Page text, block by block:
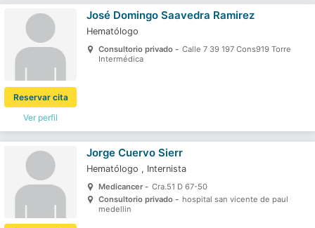
Ver perfil
Reservar cita
José Domingo Saavedra Ramirez
Hematólogo
Consultorio privado - Calle 7 39 197 Cons919 Torre
Intermédica
Jorge Cuervo Sierr
Hematólogo , Internista
Medicancer - Cra.51 D 67-50
Consultorio privado - hospital san vicente de paul
medellin